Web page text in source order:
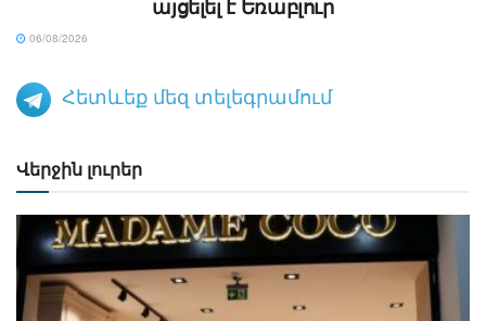
այցելել է Եռաբլուր
06/08/2026
Հետևեք մեզ տելեգրամում
Վերջին լուրեր